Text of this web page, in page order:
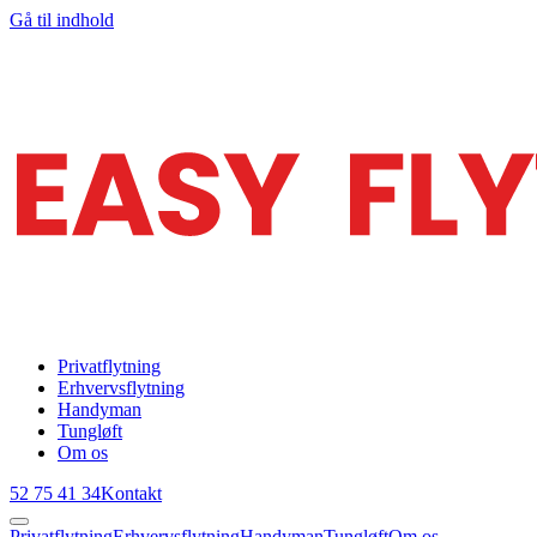
Gå til indhold
Privatflytning
Erhvervsflytning
Handyman
Tungløft
Om os
52 75 41 34Kontakt